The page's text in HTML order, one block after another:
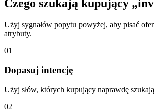
Czego szukają kupujący
Użyj sygnałów popytu powyżej, aby pisać
atrybuty.
01
Dopasuj intencję
Użyj słów, których kupujący naprawdę
02